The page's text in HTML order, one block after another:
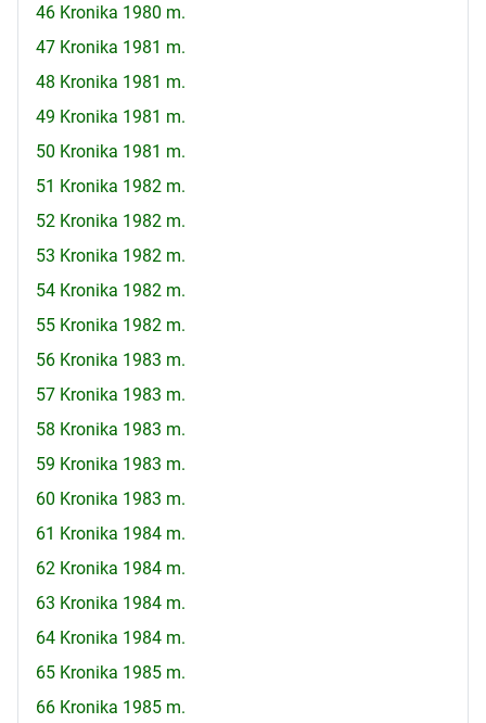
46 Kronika 1980 m.
47 Kronika 1981 m.
48 Kronika 1981 m.
49 Kronika 1981 m.
50 Kronika 1981 m.
51 Kronika 1982 m.
52 Kronika 1982 m.
53 Kronika 1982 m.
54 Kronika 1982 m.
55 Kronika 1982 m.
56 Kronika 1983 m.
57 Kronika 1983 m.
58 Kronika 1983 m.
59 Kronika 1983 m.
60 Kronika 1983 m.
61 Kronika 1984 m.
62 Kronika 1984 m.
63 Kronika 1984 m.
64 Kronika 1984 m.
65 Kronika 1985 m.
66 Kronika 1985 m.